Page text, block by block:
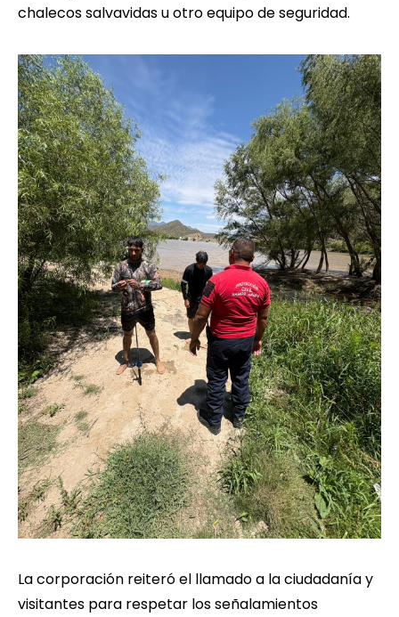
chalecos salvavidas u otro equipo de seguridad.
La corporación reiteró el llamado a la ciudadanía y
visitantes para respetar los señalamientos